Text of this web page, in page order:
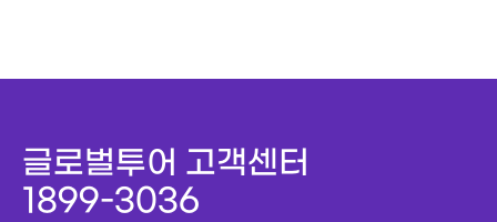
글로벌투어 고객센터
1899-3036